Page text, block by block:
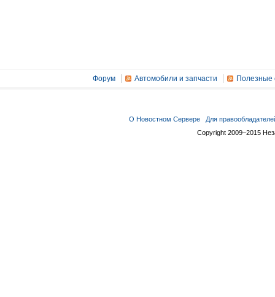
Форум Автомобили и запчасти Полезные
О Новостном Сервере
Для
Copyright 2009–2015